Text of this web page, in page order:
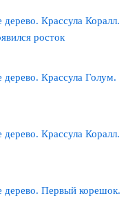
Крассула Коралл.
росток
Крассула Голум.
Крассула Коралл.
дерево. Первый корешок.